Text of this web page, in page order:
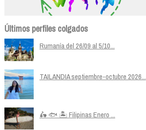
Últimos perfiles colgados
Rumanía del 26/09 al 5/10...
TAILANDIA septiembre-octubre 2026...
🛵 🐟 🏝️ Filipinas Enero ...